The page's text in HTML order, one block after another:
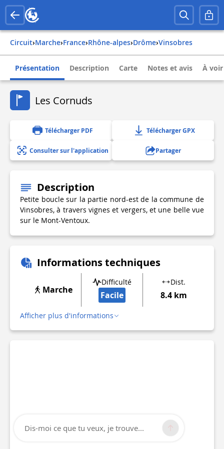
Circuit› Marche› france› rhône-alpes› drôme› vinsobres
Présentation Description Carte Notes et avis À
Les Cornuds
Télécharger PDF Télécharger GPX
Consulter sur l'application Partager
Description
Petite boucle sur la partie nord-est de la commune de
Vinsobres, à travers vignes et vergers, et une belle vue
sur le Mont-Ventoux.
Informations techniques
Marche
Difficulté
Facile
Dist.
8.4 km
Afficher plus d'informations
Dis-moi ce que tu veux, je trouve...